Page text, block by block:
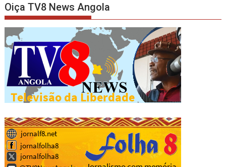
Oiça TV8 News Angola